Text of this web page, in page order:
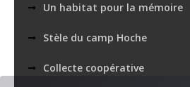
Un habitat pour la mémoire
Stèle du camp Hoche
Collecte coopérative